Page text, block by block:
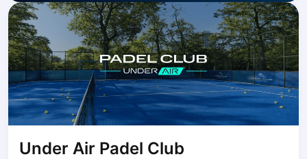
Elk
Gdansk
Gdynia
Grudziądz
Katowice
Katowice Area
Kielce
Kościerzyna
Under Air Padel Club